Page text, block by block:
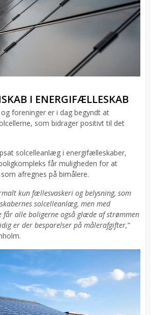
I ENERGIFÆLLESKAB
foreninger er i dag begyndt at
som bidrager positivt til det
solcelleanlæg i energifælleskaber,
får muligheden for at
afregnes på bimålere.
kun fællesvaskeri og belysning, som
solcelleanlæg, men med
får alle boligerne også glæde af strømmen
er der besparelser på målerafgifter,”